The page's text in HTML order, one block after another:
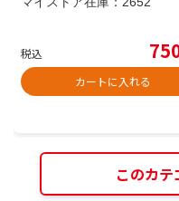
税込
カートに入れる
このカ